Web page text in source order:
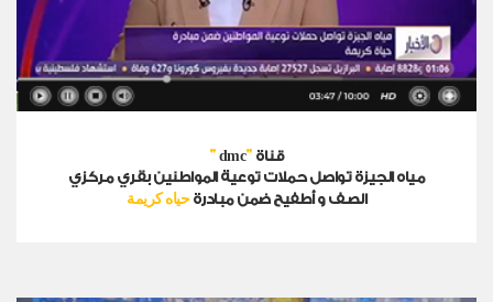
" dmc" قناة
مياه الجيزة تواصل حملات توعية المواطنين بقري مركزي
الصف و أطفيح ضمن مبادرةحياه كريمة